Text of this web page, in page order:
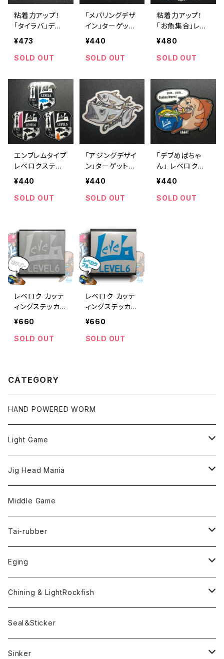
粘着力アップ！
｢タイラバ｣デザ
イン·レベロクタ
ー
¥473
SOLD OUT
｢メバリングデザ
イン｣ターゲット
ステッカー
¥440
SOLD OUT
粘着力アップ！
｢お魚集合｣レベ
ロクステッカー
¥480
SOLD OUT
エンブレムタイプ
レベロクステッ
カー 各デサイン
¥440
SOLD OUT
｢アジングデザイ
ン｣ターゲットス
テッカー
¥440
SOLD OUT
｢デブめばちゃ
ん｣ レベロクス
テッカー
¥440
SOLD OUT
レベロク カッテ
ィングステッカー
Mサイズ ｢ホワイ
¥660
SOLD OUT
レベロク カッテ
ィングステッカー
Mサイズ ｢レベ
¥660
SOLD OUT
CATEGORY
HAND POWERED WORM
Light Game
LightGame Worm
Bスネイクmicro
Fリトリーバー
Snap
Handle Knob
Jig Head Mania
Phase-up
ピカルヘッド
LEVEL6
YARIE
ECOGEAR
Middle Game
Tai-rubber
TWObyTWO
ツートンネクタイ
ACTIVE
Eging
Egi
Rig
Chining & LightRockfish
Worm
KeeperLine
Seal＆Sticker
Sinker